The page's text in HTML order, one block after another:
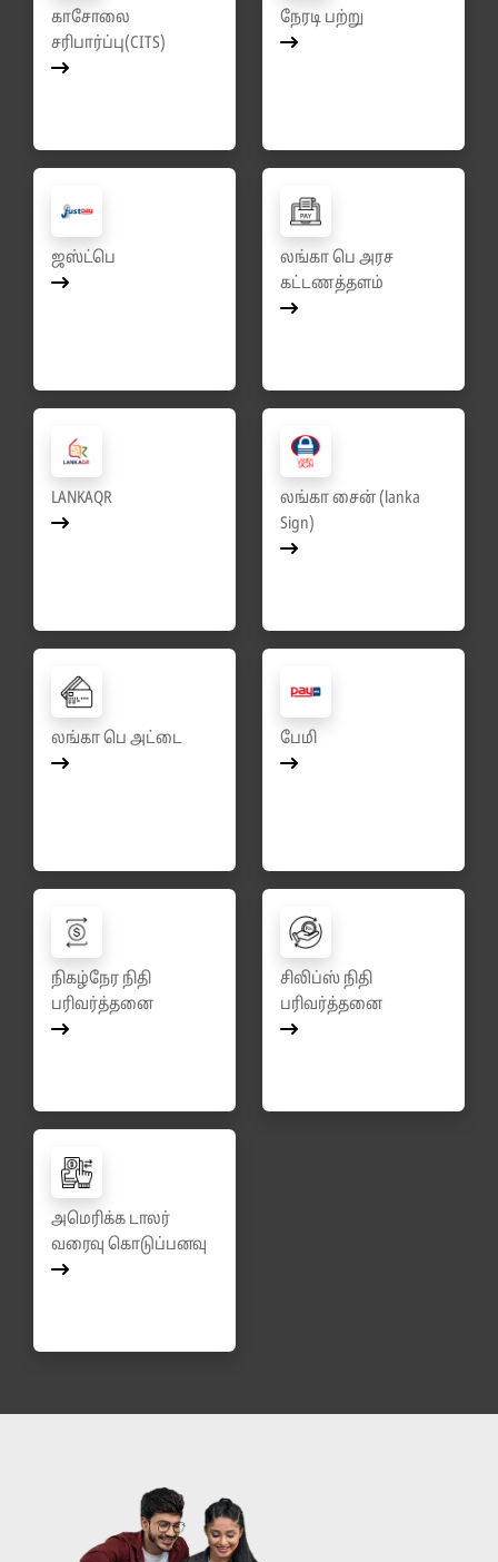
காசோலை
சரிபார்ப்பு(CITS)
நேரடி பற்று
ஜஸ்ட்பெ
லங்கா பெ அரச
கட்டணத்தளம்
LANKAQR
லங்கா சைன் (lanka
Sign)
லங்கா பெ அட்டை பேமி
நிகழ்நேர நிதி
பரிவர்த்தனை
சிலிப்ஸ் நிதி
பரிவர்த்தனை
அமெரிக்க டாலர்
வரைவு கொடுப்பனவு